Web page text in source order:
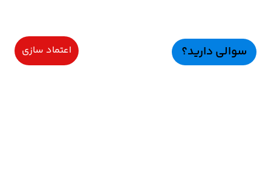
سوالی دارید؟ اعتماد سازی